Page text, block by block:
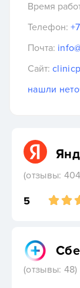
Время
Телефон:
Почта:
Сайт:
нашли
(отзывы:
5
(отзывы: 48)